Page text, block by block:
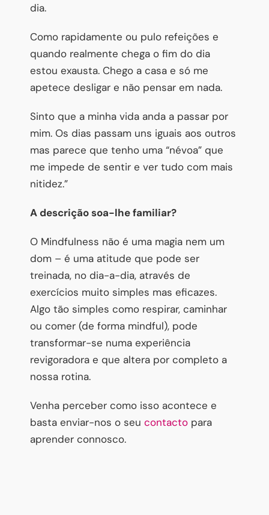
dia.
Como rapidamente ou pulo refeições e
quando realmente chega o fim do dia
estou exausta. Chego a casa e só me
apetece desligar e não pensar em nada.
Sinto que a minha vida anda a passar por
mim. Os dias passam uns iguais aos outros
mas parece que tenho uma “névoa” que
me impede de sentir e ver tudo com mais
nitidez.”
A descrição soa-lhe familiar?
O Mindfulness não é uma magia nem um
dom – é uma atitude que pode ser
treinada, no dia-a-dia, através de
exercícios muito simples mas eficazes.
Algo tão simples como respirar, caminhar
ou comer (de forma mindful), pode
transformar-se numa experiência
revigoradora e que altera por completo a
nossa rotina.
Venha perceber como isso acontece e
basta enviar-nos o seu contacto para
aprender connosco.